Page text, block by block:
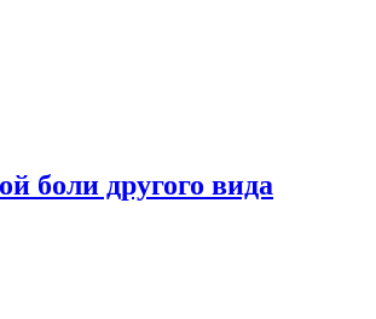
боли другого вида